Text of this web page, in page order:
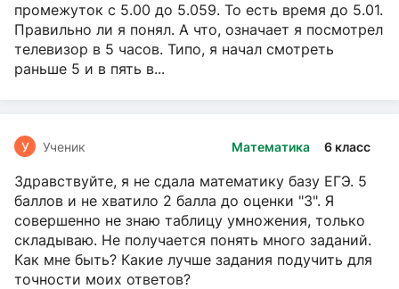
промежуток с 5.00 до 5.059. То есть время до 5.01.
Правильно ли я понял. А что, означает я посмотрел
телевизор в 5 часов. Типо, я начал смотреть
раньше 5 и в пять в...
Математика 6 класс
У Ученик
Здравствуйте, я не сдала математику базу ЕГЭ. 5
баллов и не хватило 2 балла до оценки "3". Я
совершенно не знаю таблицу умножения, только
складываю. Не получается понять много заданий.
Как мне быть? Какие лучше задания подучить для
точности моих ответов?